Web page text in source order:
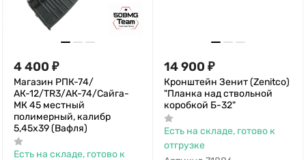
4 400 ₽
Магазин РПК-74/
АК-12/TR3/АК-74/Сайга-
МК 45 местный
полимерный, калибр
5,45х39 (Вафля)
Есть на складе, готово к
14 900 ₽
Кронштейн Зенит (Zenitco)
"Планка над ствольной
коробкой Б-32"
Есть на складе, готово к
отгрузке